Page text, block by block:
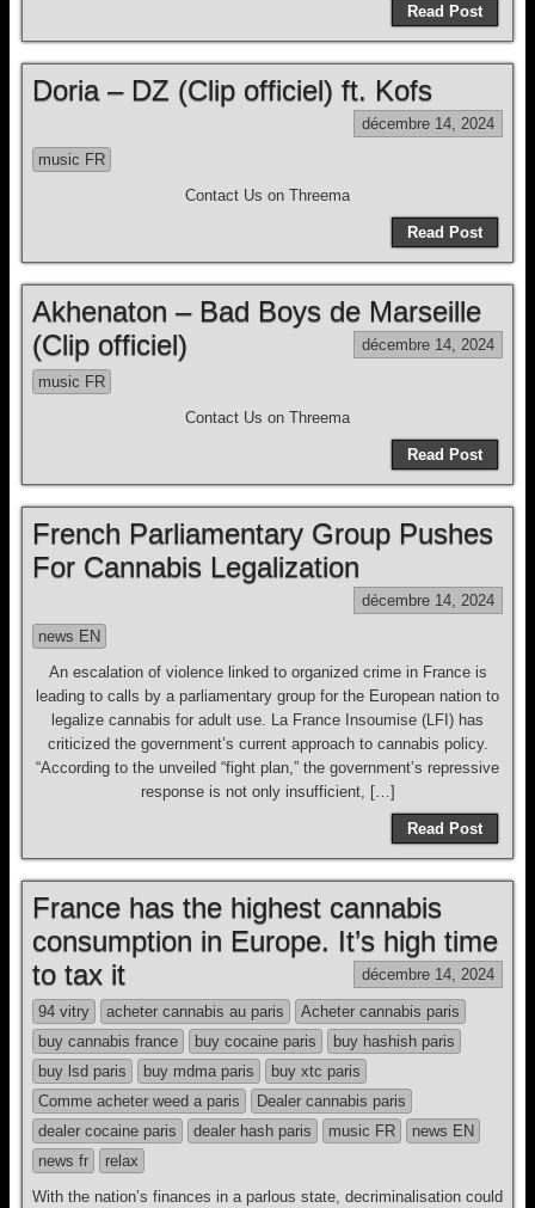
Read Post
Doria – DZ (Clip officiel) ft. Kofs
décembre 14, 2024
music FR
Contact Us on Threema
Read Post
Akhenaton – Bad Boys de Marseille
(Clip officiel)
décembre 14, 2024
music FR
Contact Us on Threema
Read Post
French Parliamentary Group Pushes
For Cannabis Legalization
décembre 14, 2024
news EN
An escalation of violence linked to organized crime in France is
leading to calls by a parliamentary group for the European nation to
legalize cannabis for adult use. La France Insoumise (LFI) has
criticized the government’s current approach to cannabis policy.
“According to the unveiled “fight plan,” the government’s repressive
response is not only insufficient, […]
Read Post
France has the highest cannabis
consumption in Europe. It’s high time
to tax it
décembre 14, 2024
94 vitry acheter cannabis au paris
Acheter cannabis paris
buy cannabis france
buy cocaine paris
buy hashish paris
buy lsd paris
buy mdma paris
buy xtc paris
Comme acheter weed a paris
Dealer cannabis paris
dealer cocaine paris
dealer hash paris music FR
news EN
news fr
relax
With the nation’s finances in a parlous state, decriminalisation could